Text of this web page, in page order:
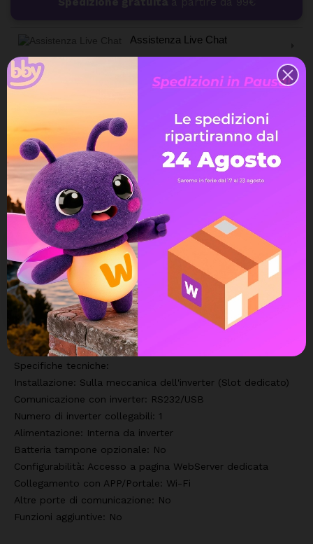
Assistenza Live Chat
Ampia scelta di pagamenti
Spedizione express veloce
Possibilità di reso e rimborso
DESCRIZIONE
DETTAGLI DEL PRODOTTO
Specifiche tecniche:
Installazione: Sulla meccanica dell'inverter (Slot dedicato)
Comunicazione con inverter: RS232/USB
Numero di inverter collegabili: 1
Alimentazione: Interna da inverter
Batteria tampone opzionale: No
Configurabilità: Accesso a pagina WebServer dedicata
Collegamento con APP/Portale: Wi-Fi
Altre porte di comunicazione: No
Funzioni aggiuntive: No